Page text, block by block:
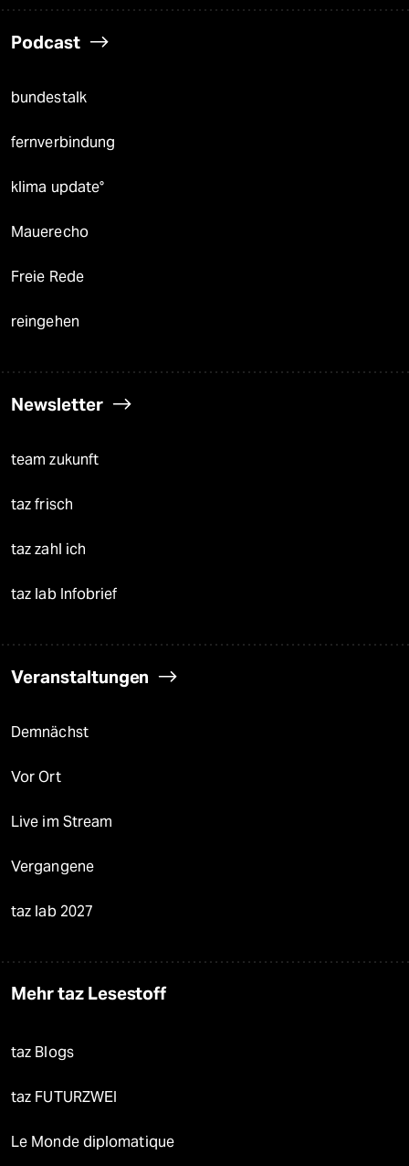
Podcast
bundestalk
fernverbindung
klima update°
Mauerecho
Freie Rede
reingehen
Newsletter
team zukunft
taz frisch
taz zahl ich
taz lab Infobrief
Veranstaltungen
Demnächst
Vor Ort
Live im Stream
Vergangene
taz lab 2027
Mehr taz Lesestoff
taz Blogs
taz FUTURZWEI
Le Monde diplomatique